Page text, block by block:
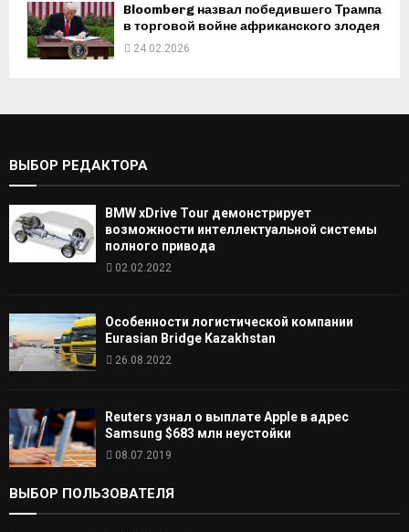
Bloomberg назвал победившего Трампа
в торговой войне африканского злодея
24.02.2026
ВЫБОР РЕДАКТОРА
BMW xDrive Tour демонстрирует
возможности интеллектуальной системы
полного привода
02.02.2022
Особенности логистической компании
Eurasian Bridge Kazakhstan
26.08.2022
Reuters узнал о выплате Apple в адрес
Samsung $683 млн неустойки
08.07.2019
ВЫБОР ПОЛЬЗОВАТЕЛЯ